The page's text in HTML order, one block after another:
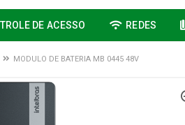
DE ACESSO REDES
MODULO DE BATERIA MB 0445 48V